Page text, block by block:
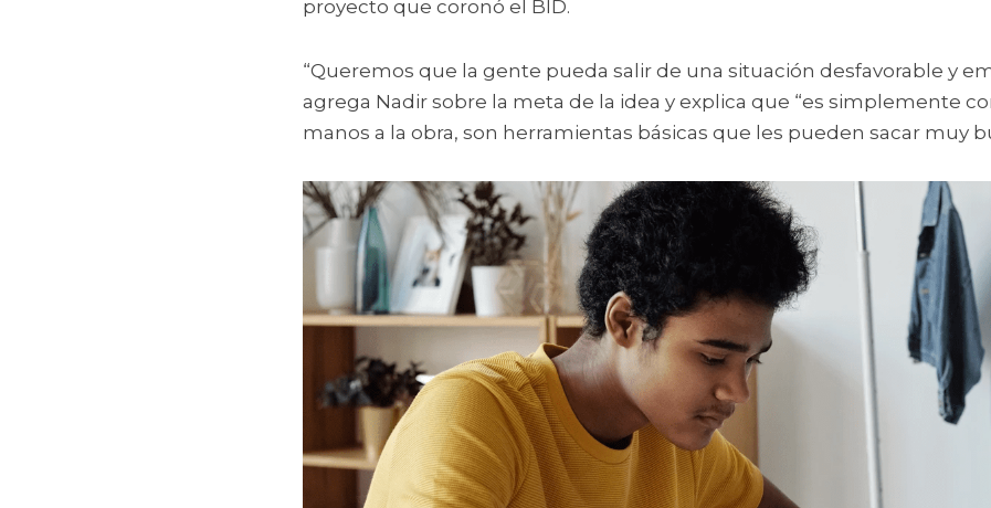
proyecto que coronó el BID.
“Queremos que la gente pueda salir de una situación desfavorable y
agrega Nadir sobre la meta de la idea y explica que “es simplemente
manos a la obra, son herramientas básicas que les pueden sacar muy